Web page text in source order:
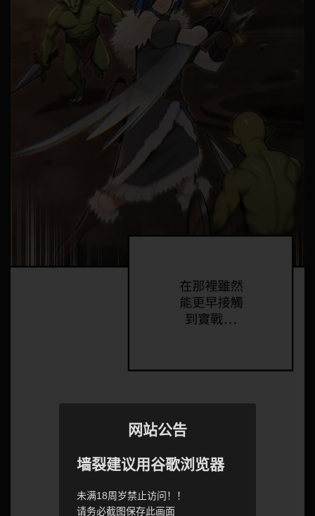
网站公告
墙裂建议用谷歌浏览器
未满18周岁禁止访问！！
请务必截图保存此画面